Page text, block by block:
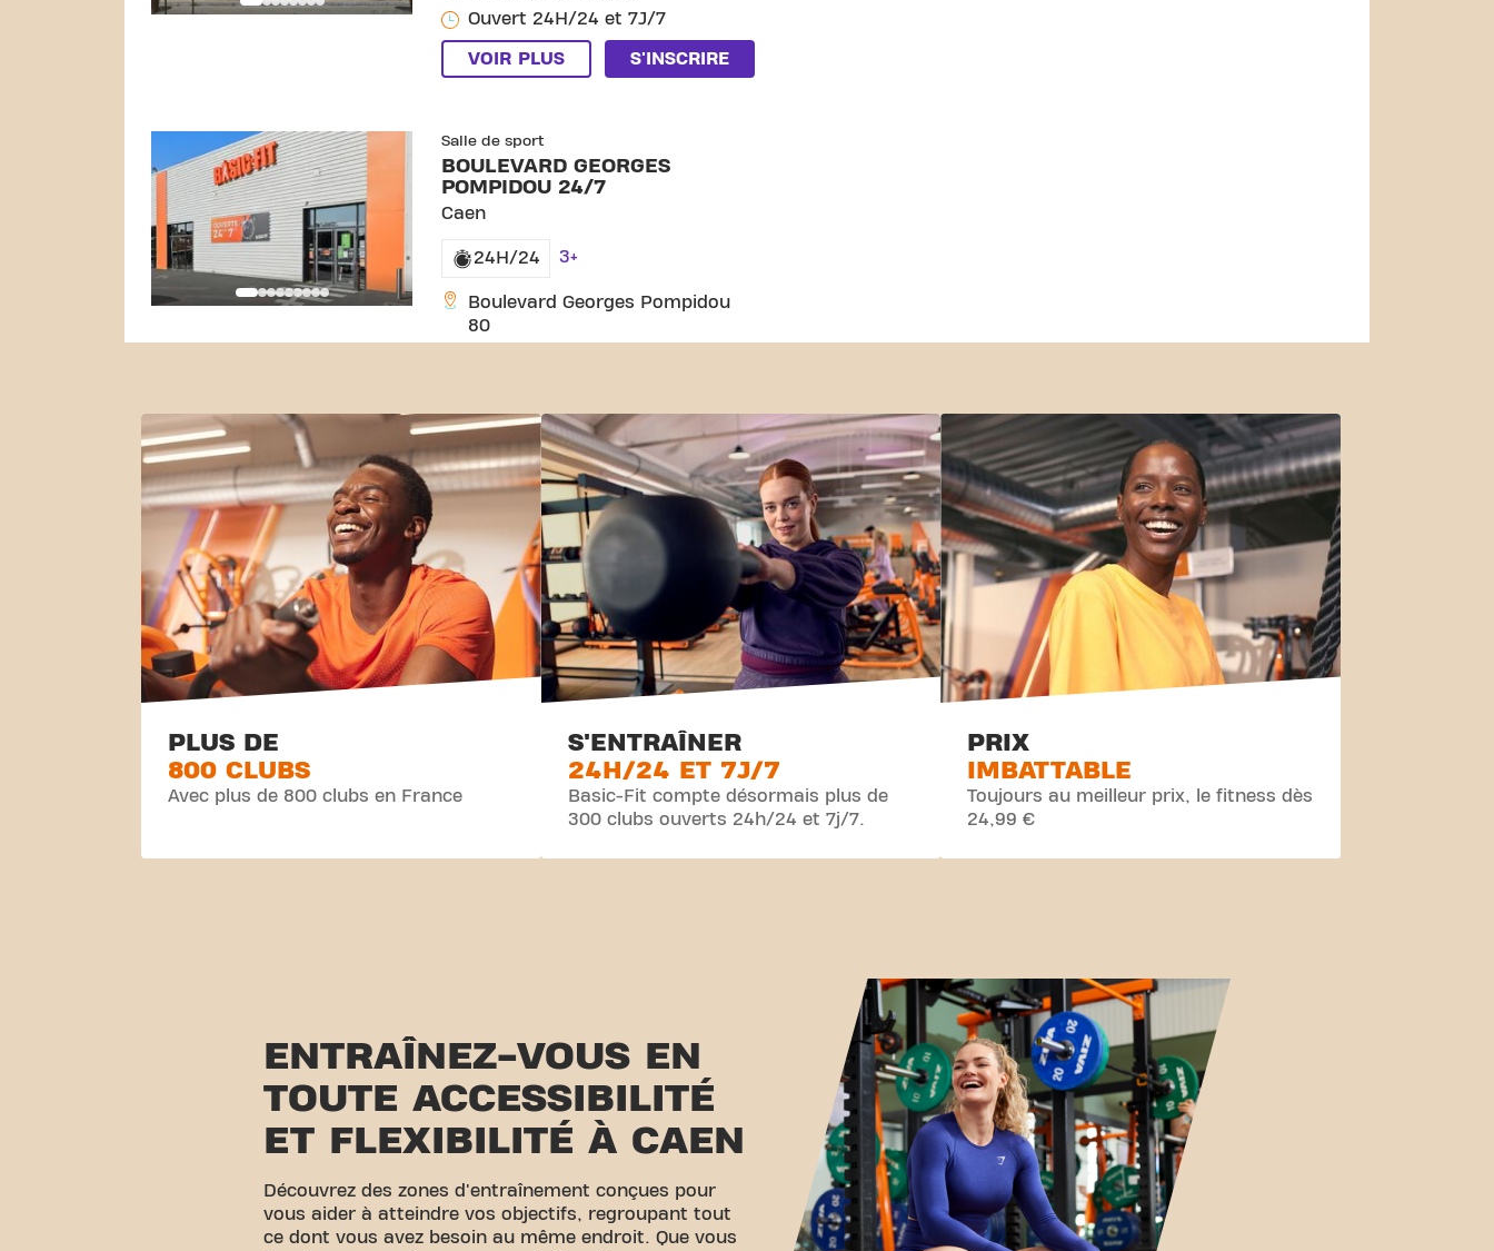
Ouvert 24H/24 et 7J/7
VOIR PLUS S'INSCRIRE
Salle de sport
BOULEVARD GEORGES
POMPIDOU 24/7
Caen
24H/24 3+
Boulevard Georges Pompidou
80
PLUS DE
800 CLUBS
Avec plus de 800 clubs en France
S'ENTRAÎNER
24H/24 ET 7J/7
Basic-Fit compte désormais plus de
300 clubs ouverts 24h/24 et 7j/7.
PRIX
IMBATTABLE
Toujours au meilleur prix, le fitness dès
24,99 €
ENTRAÎNEZ-VOUS EN
TOUTE ACCESSIBILITÉ
ET FLEXIBILITÉ À CAEN
Découvrez des zones d'entraînement conçues pour
vous aider à atteindre vos objectifs, regroupant tout
ce dont vous avez besoin au même endroit. Que vous